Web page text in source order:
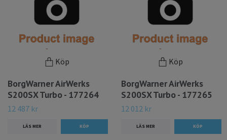
Köp
BorgWarner AirWerks
S200SX Turbo - 177264
12 487 kr
LÄS MER
Köp
BorgWarner AirWerks
S200SX Turbo - 177265
12 012 kr
LÄS MER